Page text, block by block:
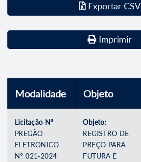
Exportar CSV
Imprimir
Modalidade Objeto
Licitação Nº
PREGÃO
ELETRONICO
Nº 021-2024
Objeto:
REGISTRO DE
PREÇO PARA
FUTURA E